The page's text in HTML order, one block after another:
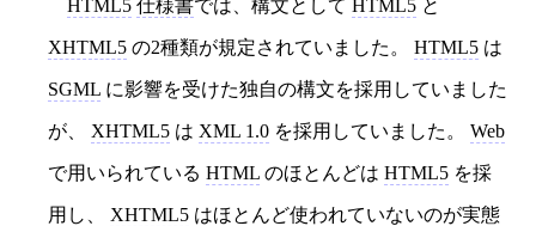
HTML5 仕様書では、構文として HTML5 と
XHTML5 の2種類が規定されていました。 HTML5 は
SGML に影響を受けた独自の構文を採用していました
が、 XHTML5 は XML 1.0 を採用していました。 Web
で用いられている HTML のほとんどは HTML5 を採
用し、 XHTML5 はほとんど使われていないのが実態